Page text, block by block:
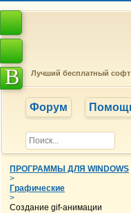
Лучший бесплатный софт
Форум
ПРОГРАММЫ ДЛЯ WINDOWS
>
Графические
>
Создание gif-анимации
B